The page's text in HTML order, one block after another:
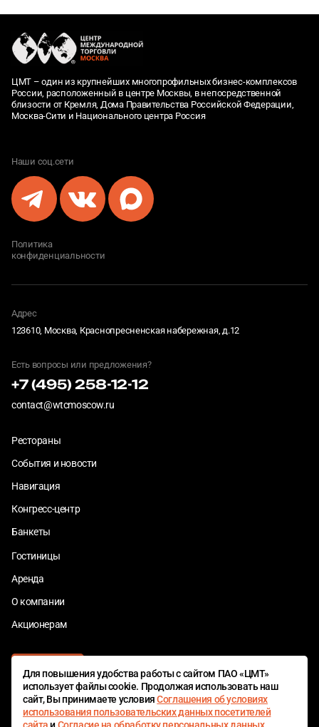
ЦМТ – один из крупнейших многопрофильных бизнес-комплексов
России, расположенный в центре Москвы, в непосредственной
близости от Кремля, Дома Правительства Российской Федерации,
Москва-Сити и Национального центра Россия
Наши соц.сети
Политика
конфиденциальности
Адрес
123610, Москва, Краснопресненская набережная, д.12
Есть вопросы или предложения?
+7 (495) 258-12-12
contact@wtcmoscow.ru
Рестораны
События и новости
Навигация
Конгресс-центр
Банкеты
Гостиницы
Аренда
О компании
Акционерам
Для повышения удобства работы с сайтом ПАО «ЦМТ»
использует файлы cookie. Продолжая использовать наш
сайт, Вы принимаете условияСоглашения об условиях
использования пользовательских данных посетителей